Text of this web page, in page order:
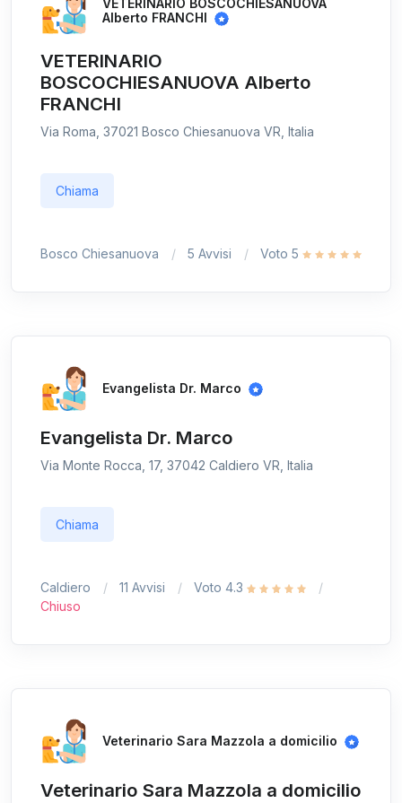
VETERINARIO BOSCOCHIESANUOVA
Alberto FRANCHI
VETERINARIO
BOSCOCHIESANUOVA Alberto
FRANCHI
Via Roma, 37021 Bosco Chiesanuova VR, Italia
Chiama
Bosco Chiesanuova 5 Avvisi Voto 5
Evangelista Dr. Marco
Evangelista Dr. Marco
Via Monte Rocca, 17, 37042 Caldiero VR, Italia
Chiama
Caldiero 11 Avvisi
Voto 4.3
Chiuso
Veterinario Sara Mazzola a domicilio
Veterinario Sara Mazzola a domicilio